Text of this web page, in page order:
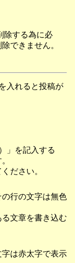
除する為に必
できません。
を入れると投稿が
」を記入する
ださい。
行の文字は無色
文章を書き込む
は赤太字で表示